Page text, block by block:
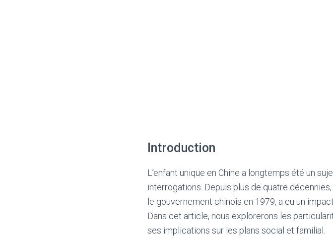
Introduction
L’enfant unique en Chine a longtemps été un
interrogations. Depuis plus de quatre
le gouvernement chinois en 1979, a eu un
Dans cet article, nous explorerons les
ses implications sur les plans social et familial.